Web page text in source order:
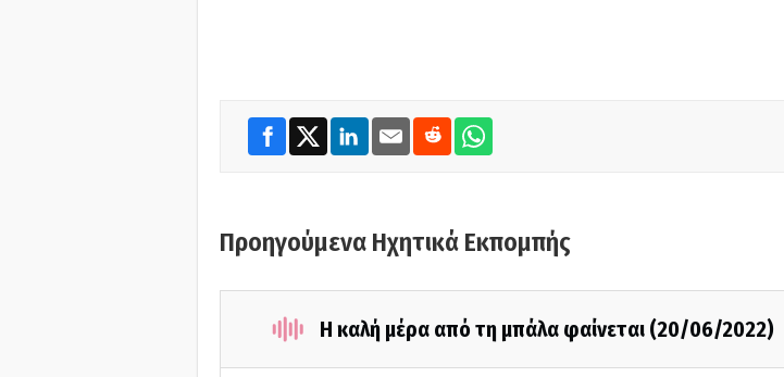
Προηγούμενα Ηχητικά Εκπομπής
Η καλή μέρα από τη μπάλα φαίνεται (20/06/2022)